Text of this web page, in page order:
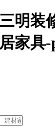
明装
家具